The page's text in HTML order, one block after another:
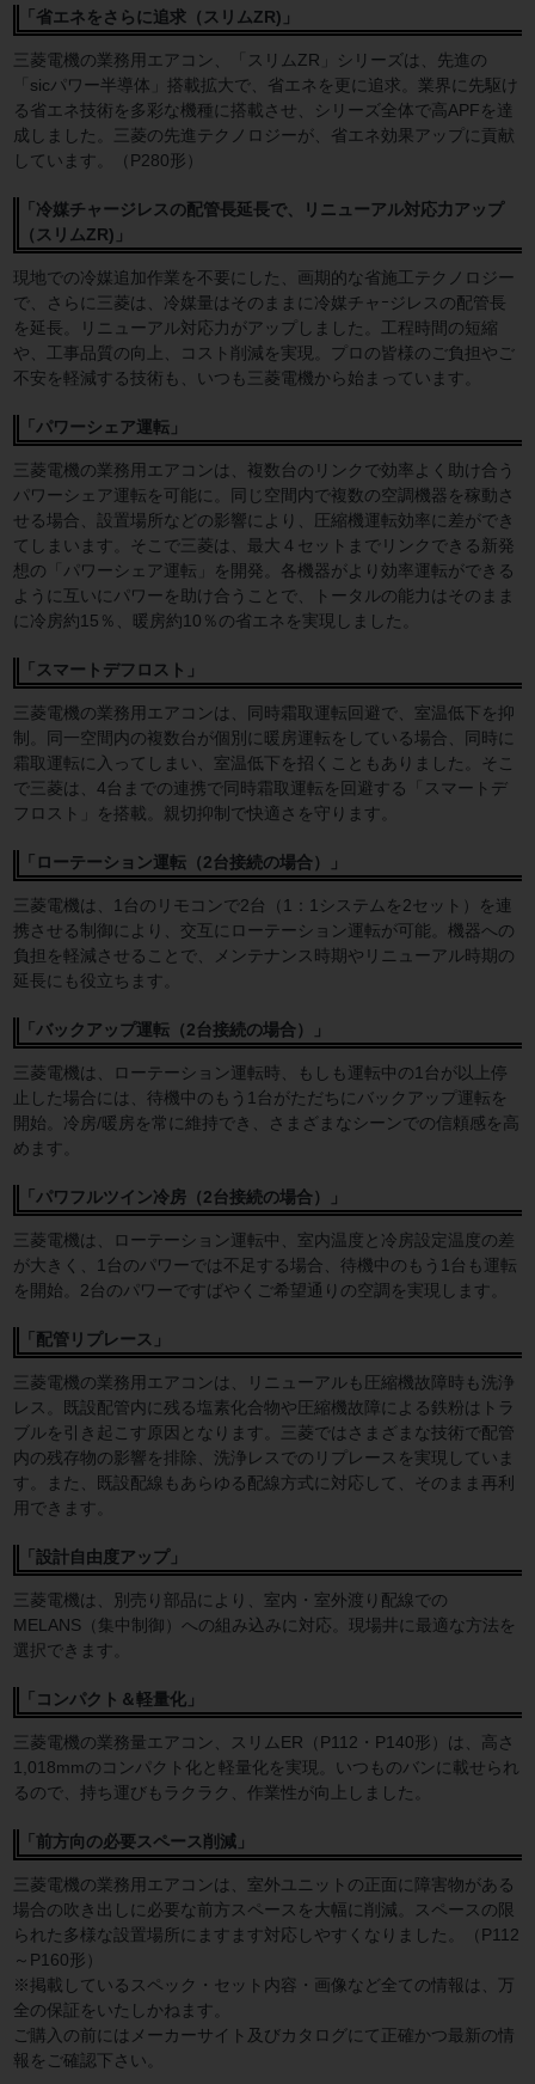
「省エネをさらに追求（スリムZR)」
三菱電機の業務用エアコン、「スリムZR」シリーズは、先進の
「sicパワー半導体」搭載拡大で、省エネを更に追求。業界に先駆け
る省エネ技術を多彩な機種に搭載させ、シリーズ全体で高APFを達
成しました。三菱の先進テクノロジーが、省エネ効果アップに貢献
しています。（P280形）
「冷媒チャージレスの配管長延長で、リニューアル対応力アップ
（スリムZR)」
現地での冷媒追加作業を不要にした、画期的な省施工テクノロジー
で、さらに三菱は、冷媒量はそのままに冷媒チャｰジレスの配管長
を延長。リニューアル対応力がアップしました。工程時間の短縮
や、工事品質の向上、コスト削減を実現。プロの皆様のご負担やご
不安を軽減する技術も、いつも三菱電機から始まっています。
「パワーシェア運転」
三菱電機の業務用エアコンは、複数台のリンクで効率よく助け合う
パワーシェア運転を可能に。同じ空間内で複数の空調機器を稼動さ
せる場合、設置場所などの影響により、圧縮機運転効率に差ができ
てしまいます。そこで三菱は、最大４セットまでリンクできる新発
想の「パワーシェア運転」を開発。各機器がより効率運転ができる
ように互いにパワーを助け合うことで、トータルの能力はそのまま
に冷房約15％、暖房約10％の省エネを実現しました。
「スマートデフロスト」
三菱電機の業務用エアコンは、同時霜取運転回避で、室温低下を抑
制。同一空間内の複数台が個別に暖房運転をしている場合、同時に
霜取運転に入ってしまい、室温低下を招くこともありました。そこ
で三菱は、4台までの連携で同時霜取運転を回避する「スマートデ
フロスト」を搭載。親切抑制で快適さを守ります。
「ローテーション運転（2台接続の場合）」
三菱電機は、1台のリモコンで2台（1：1システムを2セット）を連
携させる制御により、交互にローテーション運転が可能。機器への
負担を軽減させることで、メンテナンス時期やリニューアル時期の
延長にも役立ちます。
「バックアップ運転（2台接続の場合）」
三菱電機は、ローテーション運転時、もしも運転中の1台が以上停
止した場合には、待機中のもう1台がただちにバックアップ運転を
開始。冷房/暖房を常に維持でき、さまざまなシーンでの信頼感を高
めます。
「パワフルツイン冷房（2台接続の場合）」
三菱電機は、ローテーション運転中、室内温度と冷房設定温度の差
が大きく、1台のパワーでは不足する場合、待機中のもう1台も運転
を開始。2台のパワーですばやくご希望通りの空調を実現します。
「配管リプレース」
三菱電機の業務用エアコンは、リニューアルも圧縮機故障時も洗浄
レス。既設配管内に残る塩素化合物や圧縮機故障による鉄粉はトラ
ブルを引き起こす原因となります。三菱ではさまざまな技術で配管
内の残存物の影響を排除、洗浄レスでのリプレースを実現していま
す。また、既設配線もあらゆる配線方式に対応して、そのまま再利
用できます。
「設計自由度アップ」
三菱電機は、別売り部品により、室内・室外渡り配線での
MELANS（集中制御）への組み込みに対応。現場井に最適な方法を
選択できます。
「コンパクト＆軽量化」
三菱電機の業務量エアコン、スリムER（P112・P140形）は、高さ
1,018mmのコンパクト化と軽量化を実現。いつものバンに載せられ
るので、持ち運びもラクラク、作業性が向上しました。
「前方向の必要スペース削減」
三菱電機の業務用エアコンは、室外ユニットの正面に障害物がある
場合の吹き出しに必要な前方スペースを大幅に削減。スペースの限
られた多様な設置場所にますます対応しやすくなりました。（P112
～P160形）
※掲載しているスペック・セット内容・画像など全ての情報は、万
全の保証をいたしかねます。
ご購入の前にはメーカーサイト及びカタログにて正確かつ最新の情
報をご確認下さい。